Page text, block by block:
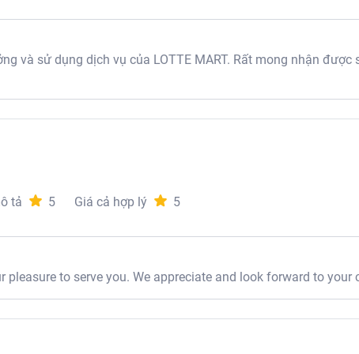
và sử dụng dịch vụ của LOTTE MART. Rất mong nhận
tả 5 Giá cả hợp lý 5
to serve you. We appreciate and look forward to your